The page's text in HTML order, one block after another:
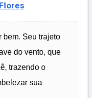
bem. Seu trajeto
do vento, que
trazendo o
sua